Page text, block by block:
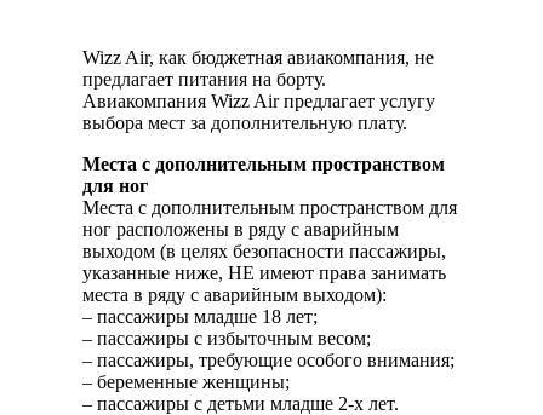
Wizz Air, как бюджетная авиакомпания, не
предлагает питания на борту.
Авиакомпания Wizz Air предлагает услугу
выбора мест за дополнительную плату.
Места с дополнительным пространством
для ног
Места с дополнительным пространством для
ног расположены в ряду с аварийным
выходом (в целях безопасности пассажиры,
указанные ниже, НЕ имеют права занимать
места в ряду с аварийным выходом):
– пассажиры младше 18 лет;
– пассажиры с избыточным весом;
– пассажиры, требующие особого внимания;
– беременные женщины;
– пассажиры с детьми младше 2-х лет.